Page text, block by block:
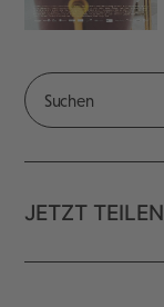
JETZT TEILEN